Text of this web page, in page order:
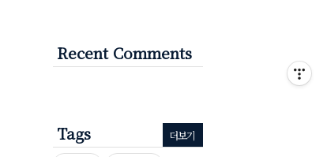
Recent Comments
Tags 더보기